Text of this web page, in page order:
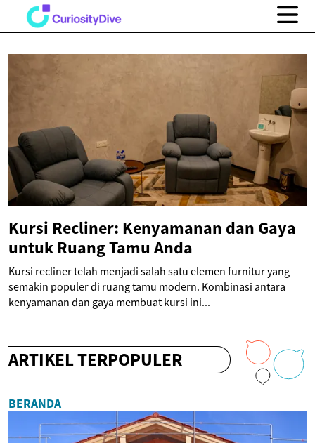
Kursi Recliner: Kenyamanan dan Gaya
untuk Ruang Tamu Anda
Kursi recliner telah menjadi salah satu elemen furnitur yang
semakin populer di ruang tamu modern. Kombinasi antara
kenyamanan dan gaya membuat kursi ini...
ARTIKEL TERPOPULER
BERANDA